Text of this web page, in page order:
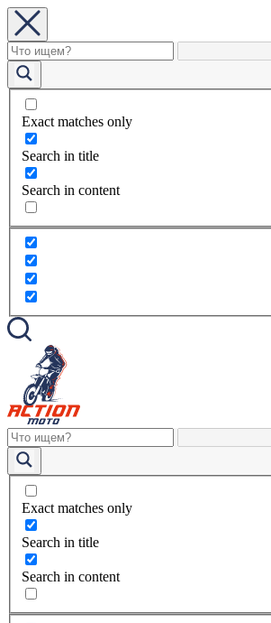
Exact matches only
Search in title
Search in content
Exact matches only
Search in title
Search in content